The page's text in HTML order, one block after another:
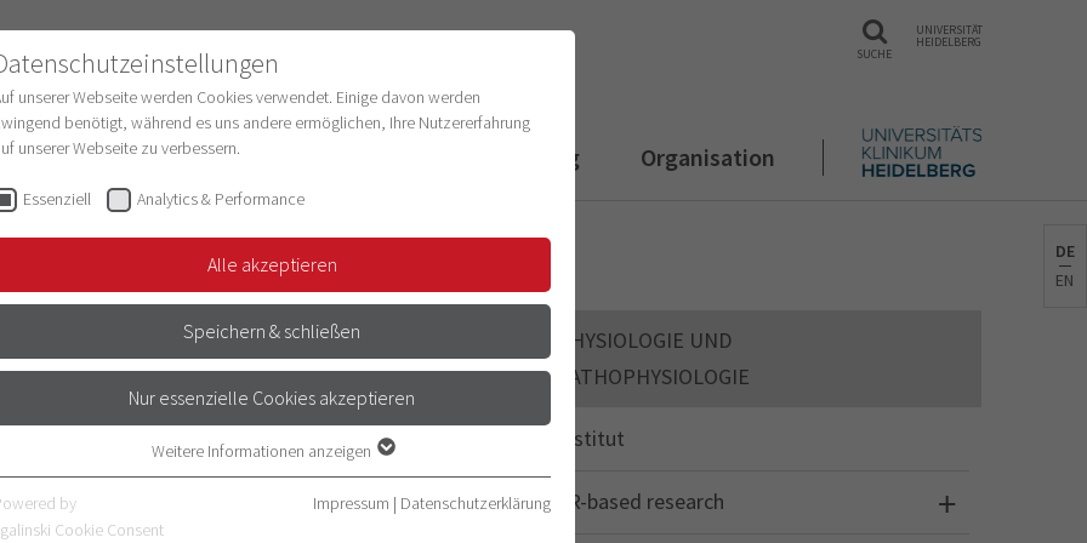
SUCHE
UNIVERSITÄT
HEIDELBERG
Struktur & Entwicklung Digitalisierung Organisation
Pathophysiologie
Sinnesphysiologie
PHYSIOLOGIE UND
PATHOPHYSIOLOGIE
Institut
3R-based research
DE
EN
unserer Webseite werden Cookies verwendet. Einige davon werden
benötigt, während es uns andere ermöglichen, Ihre Nutzererfahrung
unserer Webseite zu verbessern.
Essenziell Analytics & Performance
Alle akzeptieren
Speichern & schließen
Nur essenzielle Cookies akzeptieren
Essenzielle Cookies werden für grundlegende Funktionen der Webseite
benötigt. Dadurch ist gewährleistet, dass die Webseite einwandfrei
Weitere Informationen anzeigen
by
Cookie Consent
Impressum | Datenschutzerklärung